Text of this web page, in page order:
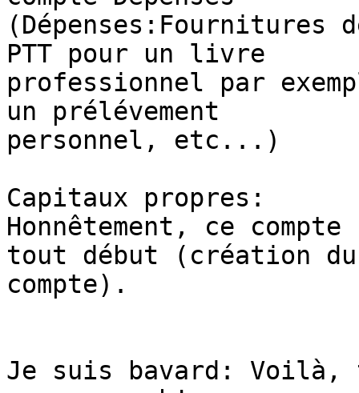
(Dépenses:Fournitures
PTT pour un livre
professionnel par
un prélévement
personnel, etc...)
Capitaux propres:
Honnêtement, ce
tout début (création du
compte).
Je suis bavard: Voilà,